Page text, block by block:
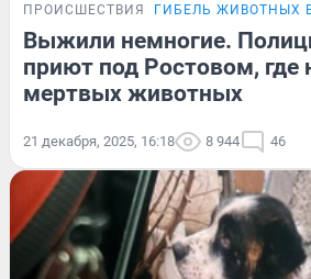
ПРОИСШЕСТВИЯ ГИБЕЛЬ ЖИВОТНЫХ
Выжили немногие.
приют под Ростовом, где
мертвых животных
21 декабря, 2025, 16:18 8 944 46